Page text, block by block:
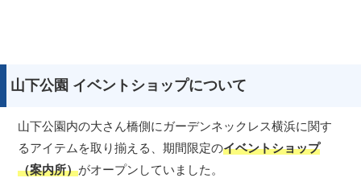
山下公園 イベントショップについて
山下公園内の大さん橋側にガーデンネックレス横浜に関す
るアイテムを取り揃える、期間限定のイベントショップ
（案内所）がオープンしていました。